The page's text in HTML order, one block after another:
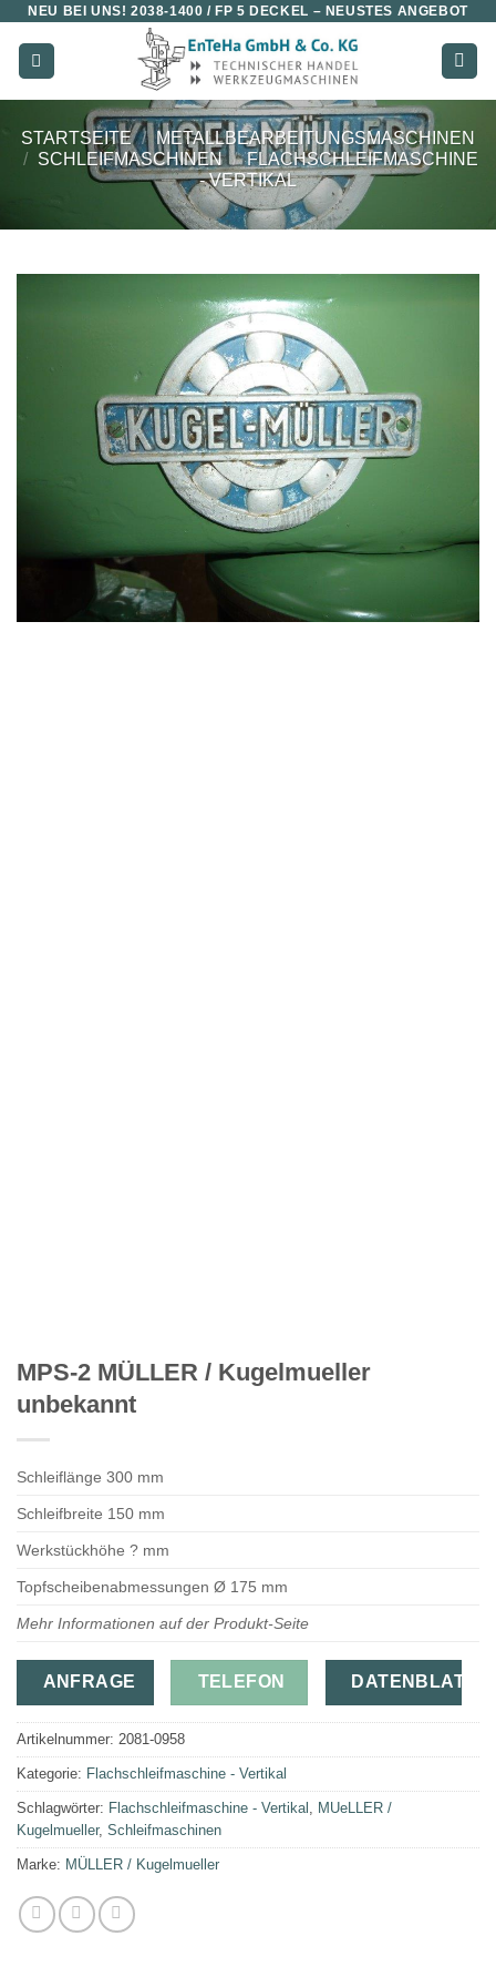
Zum
Inhalt
springen
NEU BEI UNS!2038-1400 / FP 5 DECKEL – NEUSTES ANGEBOT
STARTSEITE / METALLBEARBEITUNGSMASCHINEN
/ SCHLEIFMASCHINEN / FLACHSCHLEIFMASCHINE
- VERTIKAL
MPS-2 MÜLLER / Kugelmueller
unbekannt
Schleiflänge 300 mm
Schleifbreite 150 mm
Werkstückhöhe ? mm
Topfscheibenabmessungen Ø 175 mm
Mehr Informationen auf der Produkt-Seite
ANFRAGE TELEFON DATENBLATT
Artikelnummer: 2081-0958
Kategorie: Flachschleifmaschine - Vertikal
Schlagwörter: Flachschleifmaschine - Vertikal , MUeLLER /
Kugelmueller, Schleifmaschinen
Marke: MÜLLER / Kugelmueller